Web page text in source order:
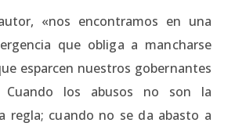
«nos encontramos en una
que obliga a mancharse
esparcen nuestros gobernantes
los abusos no son la
regla; cuando no se da abasto a